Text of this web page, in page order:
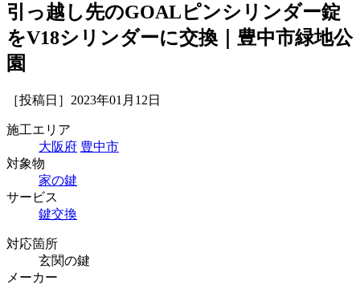
引っ越し先のGOALピンシリンダー錠
をV18シリンダーに交換｜豊中市緑地公
園
［投稿日］2023年01月12日
施工エリア
大阪府 豊中市
対象物
家の鍵
サービス
鍵交換
対応箇所
玄関の鍵
メーカー